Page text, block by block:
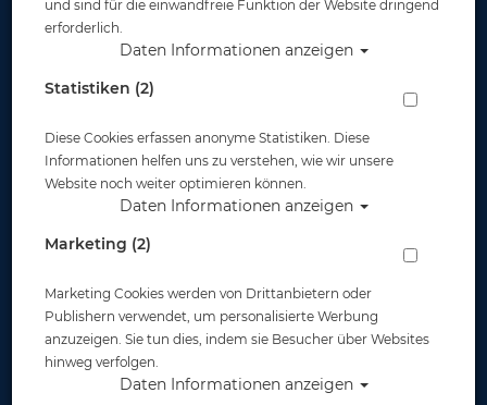
Gut abgesichert?
Informationen
Zahlungsmöglichkeiten
Widerruf
und sind für die einwandfreie Funktion der Website dringend
erforderlich.
Daten Informationen anzeigen
Statistiken (2)
Diese Cookies erfassen anonyme Statistiken. Diese
Informationen helfen uns zu verstehen, wie wir unsere
Website noch weiter optimieren können.
Daten Informationen anzeigen
Marketing (2)
Marketing Cookies werden von Drittanbietern oder
Publishern verwendet, um personalisierte Werbung
anzuzeigen. Sie tun dies, indem sie Besucher über Websites
hinweg verfolgen.
Daten Informationen anzeigen